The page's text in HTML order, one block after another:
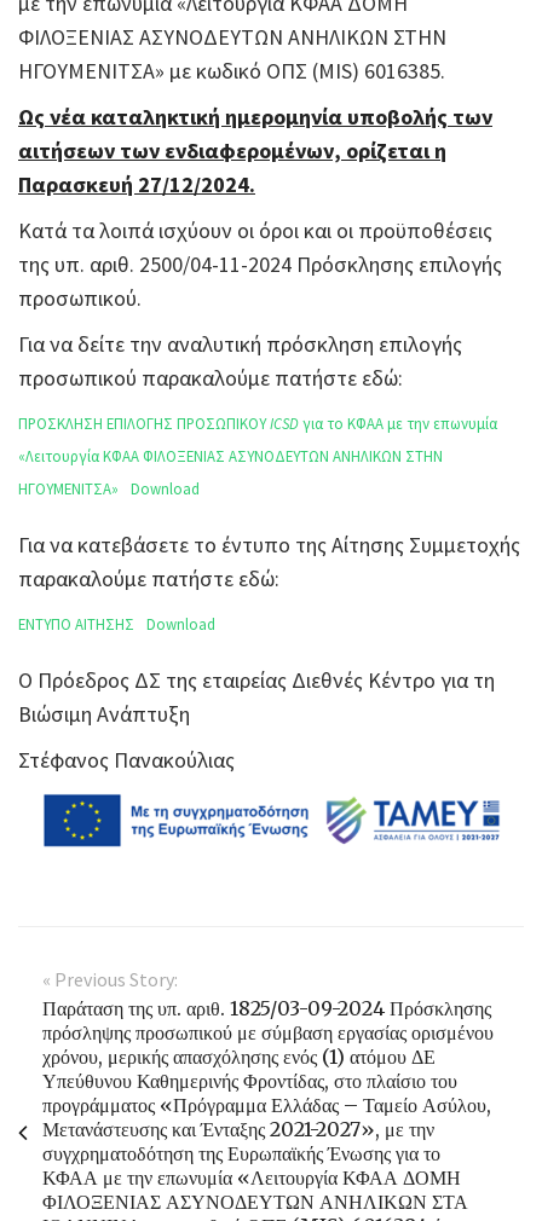
ΦΙΛΟΞΕΝΙΑΣ ΑΣΥΝΟΔΕΥΤΩΝ ΑΝΗΛΙΚΩΝ ΣΤΗΝ
ΗΓΟΥΜΕΝΙΤΣΑ» με κωδικό ΟΠΣ (MIS) 6016385.
Ως νέα καταληκτική ημερομηνία υποβολής των
αιτήσεων των ενδιαφερομένων, ορίζεται η
Παρασκευή 27/12/2024.
Κατά τα λοιπά ισχύουν οι όροι και οι προϋποθέσεις
της υπ. αριθ. 2500/04-11-2024 Πρόσκλησης επιλογής
προσωπικού.
Για να δείτε την αναλυτική πρόσκληση επιλογής
προσωπικού παρακαλούμε πατήστε εδώ:
ΠΡΟΣΚΛΗΣΗ ΕΠΙΛΟΓΗΣ ΠΡΟΣΩΠΙΚΟΥICSDγια το ΚΦΑΑ με την επωνυμία
«Λειτουργία ΚΦΑΑ ΦΙΛΟΞΕΝΙΑΣ ΑΣΥΝΟΔΕΥΤΩΝ ΑΝΗΛΙΚΩΝ ΣΤΗΝ
ΗΓΟΥΜΕΝΙΤΣΑ»
Download
Για να κατεβάσετε το έντυπο της Αίτησης Συμμετοχής
παρακαλούμε πατήστε εδώ:
ΕΝΤΥΠΟ ΑΙΤΗΣΗΣ Download
Ο Πρόεδρος ΔΣ της εταιρείας Διεθνές Κέντρο για τη
Βιώσιμη Ανάπτυξη
Στέφανος Πανακούλιας
« Previous Story:
Παράταση της υπ. αριθ. 1825/03-09-2024 Πρόσκλησης
πρόσληψης προσωπικού με σύμβαση εργασίας ορισμένου
χρόνου, μερικής απασχόλησης ενός (1) ατόμου ΔΕ
Υπεύθυνου Καθημερινής Φροντίδας, στο πλαίσιο του
προγράμματος «Πρόγραμμα Ελλάδας – Ταμείο Ασύλου,
Μετανάστευσης και Ένταξης 2021-2027», με την
συγχρηματοδότηση της Ευρωπαϊκής Ένωσης για το
ΚΦΑΑ με την επωνυμία «Λειτουργία ΚΦΑΑ ΔΟΜΗ
ΦΙΛΟΞΕΝΙΑΣ ΑΣΥΝΟΔΕΥΤΩΝ ΑΝΗΛΙΚΩΝ ΣΤΑ